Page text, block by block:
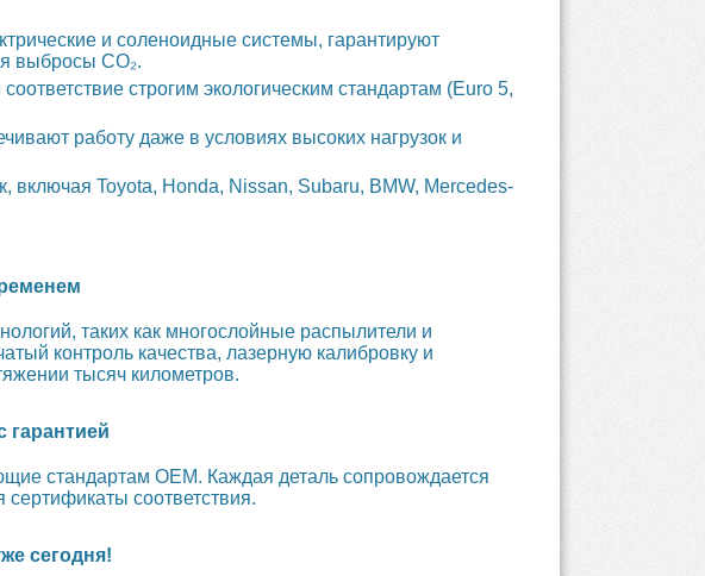
и соленоидные системы, гарантируют
выбросы CO₂.
строгим экологическим стандартам (Euro 5,
работу даже в условиях высоких нагрузок и
включая Toyota, Honda, Nissan, Subaru, BMW, Mercedes-
таких как многослойные распылители и
контроль качества, лазерную калибровку и
тысяч километров.
гарантией
стандартам OEM. Каждая деталь сопровождается
соответствия.
сегодня!